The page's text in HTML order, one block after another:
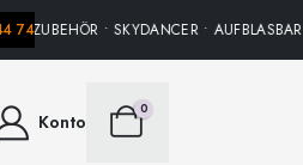
• SKYDANCER •
74
Konto
0